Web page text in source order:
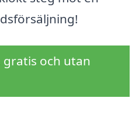
gratis och utan